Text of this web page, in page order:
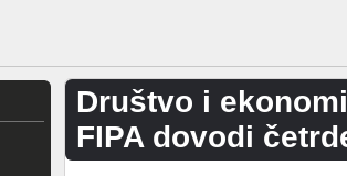
Društvo i
FIPA dovodi